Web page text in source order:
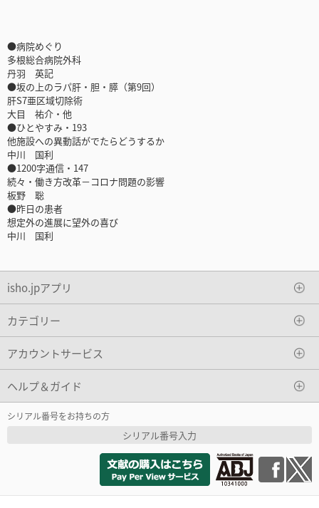
●病院めぐり
多根総合病院外科
丹羽 英記
●坂の上のラパ肝・胆・膵（第9回）
肝S7亜区域切除術
大目 祐介・他
●ひとやすみ・193
他施設への異動話がでたらどうするか
中川 国利
●1200字通信・147
続々・働き方改革－コロナ問題の影響
板野 聡
●昨日の患者
想定外の進展に望外の喜び
中川 国利
isho.jpアプリ
カテゴリー
アカウントサービス
ヘルプ＆ガイド
シリアル番号をお持ちの方
シリアル番号入力